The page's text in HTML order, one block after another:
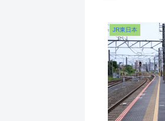
JR東日本